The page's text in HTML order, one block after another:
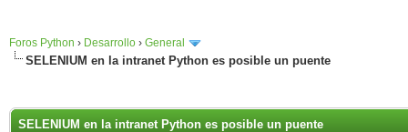
Foros Python › Desarrollo › General
SELENIUM en la intranet Python es posible un puente
SELENIUM en la intranet Python es posible un puente